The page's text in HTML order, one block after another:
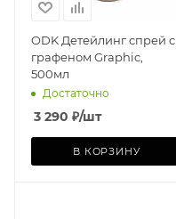
ODK Детейлинг спрей с
графеном Graphic,
500мл
Достаточно
3 290 ₽/шт
В КОРЗИНУ